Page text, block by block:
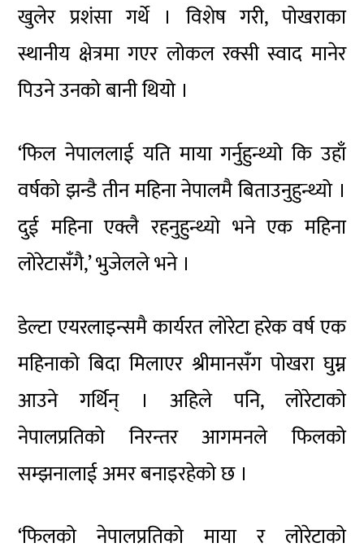
खुलेर प्रशंसा गर्थे । विशेष गरी, पोखराका
स्थानीय क्षेत्रमा गएर लोकल रक्सी स्वाद मानेर
पिउने उनको बानी थियो ।
‘फिल नेपाललाई यति माया गर्नुहुन्थ्यो कि उहाँ
वर्षको झन्डै तीन महिना नेपालमै बिताउनुहुन्थ्यो ।
दुई महिना एक्लै रहनुहुन्थ्यो भने एक महिना
लोरेटासँगै,’ भुजेलले भने ।
डेल्टा एयरलाइन्समै कार्यरत लोरेटा हरेक वर्ष एक
महिनाको बिदा मिलाएर श्रीमानसँग पोखरा घुम्न
आउने गर्थिन् । अहिले पनि, लोरेटाको
नेपालप्रतिको निरन्तर आगमनले फिलको
सम्झनालाई अमर बनाइरहेको छ ।
‘फिलको नेपालप्रतिको माया र लोरेटाको